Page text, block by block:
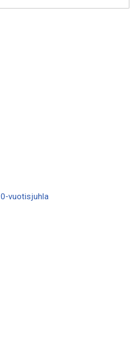
vuotisjuhla